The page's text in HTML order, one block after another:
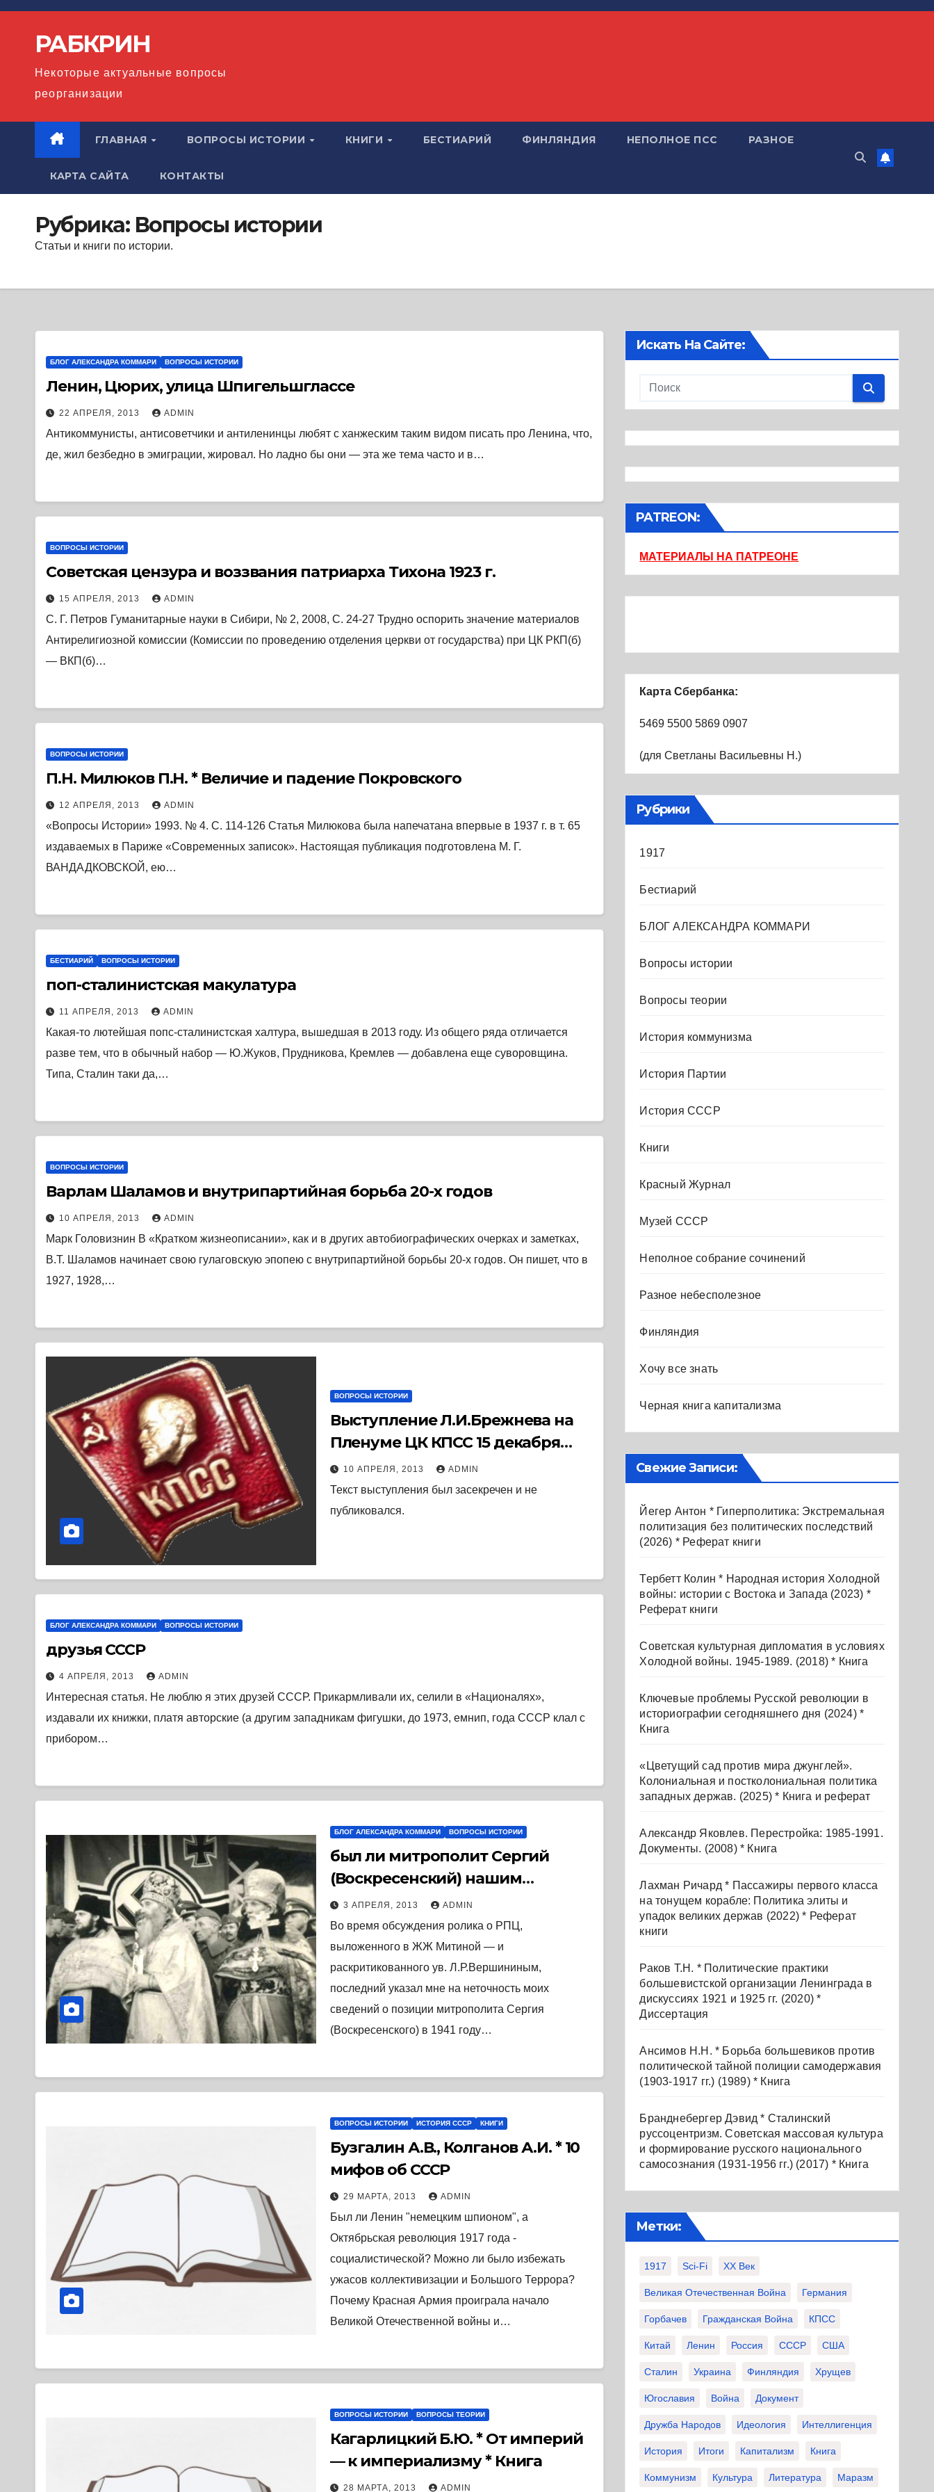
Перейти
содержимомуРАБКРИН
Некоторые актуальные вопросы
реорганизации
ГЛАВНАЯ ВОПРОСЫ ИСТОРИИ КНИГИ БЕСТИАРИЙ ФИНЛЯНДИЯ НЕПОЛНОЕ ПСС РАЗНОЕ
КАРТА САЙТА КОНТАКТЫ
Рубрика: Вопросы истории
Статьи и книги по истории.
БЛОГ АЛЕКСАНДРА КОММАРИ ВОПРОСЫ ИСТОРИИ
Ленин, Цюрих, улица Шпигельшглассе
22 АПРЕЛЯ, 2013 ADMIN
Антикоммунисты, антисоветчики и антиленинцы любят с ханжеским таким видом писать про Ленина, что,
де, жил безбедно в эмиграции, жировал. Но ладно бы они — эта же тема часто и в…
ВОПРОСЫ ИСТОРИИ
Советская цензура и воззвания патриарха Тихона 1923 г.
15 АПРЕЛЯ, 2013 ADMIN
С. Г. Петров Гуманитарные науки в Сибири, № 2, 2008, C. 24-27 Трудно оспорить значение материалов
Антирелигиозной комиссии (Комиссии по проведению отделения церкви от государства) при ЦК РКП(б)
— ВКП(б)…
ВОПРОСЫ ИСТОРИИ
П.Н. Милюков П.Н. * Величие и падение Покровского
12 АПРЕЛЯ, 2013 ADMIN
«Вопросы Истории» 1993. № 4. С. 114-126 Статья Милюкова была напечатана впервые в 1937 г. в т. 65
издаваемых в Париже «Современных записок». Настоящая публикация подготовлена М. Г.
ВАНДАДКОВСКОЙ, ею…
БЕСТИАРИЙ ВОПРОСЫ ИСТОРИИ
поп-сталинистская макулатура
11 АПРЕЛЯ, 2013 ADMIN
Какая-то лютейшая попс-сталинистская халтура, вышедшая в 2013 году. Из общего ряда отличается
разве тем, что в обычный набор — Ю.Жуков, Прудникова, Кремлев — добавлена еще суворовщина.
Типа, Сталин таки да,…
ВОПРОСЫ ИСТОРИИ
Варлам Шаламов и внутрипартийная борьба 20-х годов
10 АПРЕЛЯ, 2013 ADMIN
Марк Головизнин В «Кратком жизнеописании», как и в других автобиографических очерках и заметках,
В.Т. Шаламов начинает свою гулаговскую эпопею с внутрипартийной борьбы 20-х годов. Он пишет, что в
1927, 1928,…
ВОПРОСЫ ИСТОРИИ
Выступление Л.И.Брежнева на
Пленуме ЦК КПСС 15 декабря
1969 г.
10 АПРЕЛЯ, 2013 ADMIN
Текст выступления был засекречен и не
публиковался.
БЛОГ АЛЕКСАНДРА КОММАРИ ВОПРОСЫ ИСТОРИИ
друзья СССР
4 АПРЕЛЯ, 2013 ADMIN
Интересная статья. Не люблю я этих друзей СССР. Прикармливали их, селили в «Националях»,
издавали их книжки, платя авторские (а другим западникам фигушки, до 1973, емнип, года СССР клал с
прибором…
БЛОГ АЛЕКСАНДРА КОММАРИ ВОПРОСЫ ИСТОРИИ
был ли митрополит Сергий
(Воскресенский) нашим
человеком у немцев?
3 АПРЕЛЯ, 2013 ADMIN
Во время обсуждения ролика о РПЦ,
выложенного в ЖЖ Митиной — и
раскритикованного ув. Л.Р.Вершининым,
последний указал мне на неточность моих
сведений о позиции митрополита Сергия
(Воскресенского) в 1941 году…
ВОПРОСЫ ИСТОРИИ ИСТОРИЯ СССР КНИГИ
Бузгалин А.В., Колганов А.И. * 10
мифов об СССР
29 МАРТА, 2013 ADMIN
Был ли Ленин "немецким шпионом", а
Октябрьская революция 1917 года -
социалистической? Можно ли было избежать
ужасов коллективизации и Большого Террора?
Почему Красная Армия проиграла начало
Великой Отечественной войны и…
ВОПРОСЫ ИСТОРИИ ВОПРОСЫ ТЕОРИИ
Кагарлицкий Б.Ю. * От империй
— к империализму * Книга
28 МАРТА, 2013 ADMIN
Искать На Сайте:
PATREON:
МАТЕРИАЛЫ НА ПАТРЕОНЕ
Карта Сбербанка:
5469 5500 5869 0907
(для Светланы Васильевны Н.)
Рубрики
1917
Бестиарий
БЛОГ АЛЕКСАНДРА КОММАРИ
Вопросы истории
Вопросы теории
История коммунизма
История Партии
История СССР
Книги
Красный Журнал
Музей СССР
Неполное собрание сочинений
Разное небесполезное
Финляндия
Хочу все знать
Черная книга капитализма
Свежие Записи:
Йегер Антон * Гиперполитика: Экстремальная
политизация без политических последствий
(2026) * Реферат книги
Тербетт Колин * Народная история Холодной
войны: истории с Востока и Запада (2023) *
Реферат книги
Советская культурная дипломатия в условиях
Холодной войны. 1945-1989. (2018) * Книга
Ключевые проблемы Русской революции в
историографии сегодняшнего дня (2024) *
Книга
«Цветущий сад против мира джунглей».
Колониальная и постколониальная политика
западных держав. (2025) * Книга и реферат
Александр Яковлев. Перестройка: 1985-1991.
Документы. (2008) * Книга
Лахман Ричард * Пассажиры первого класса
на тонущем корабле: Политика элиты и
упадок великих держав (2022) * Реферат
книги
Раков Т.Н. * Политические практики
большевистской организации Ленинграда в
дискуссиях 1921 и 1925 гг. (2020) *
Диссертация
Ансимов Н.Н. * Борьба большевиков против
политической тайной полиции самодержавия
(1903-1917 гг.) (1989) * Книга
Бранднебергер Дэвид * Сталинский
руссоцентризм. Советская массовая культура
и формирование русского национального
самосознания (1931-1956 гг.) (2017) * Книга
Метки:
1917 Sci-Fi XX Век
Великая Отечественная Война Германия
Горбачев Гражданская Война КПСС
Китай Ленин Россия СССР США
Сталин Украина Финляндия Хрущев
Югославия Война Документ
Дружба Народов Идеология Интеллигенция
История Итоги Капитализм Книга
Коммунизм Культура Литература Маразм